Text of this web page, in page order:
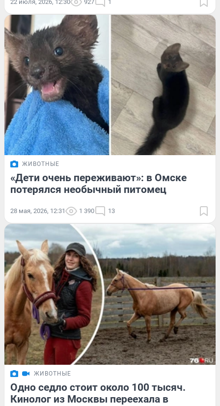
22 июля, 2026, 12:30 927 1
ЖИВОТНЫЕ
«Дети очень переживают»: в Омске
потерялся необычный питомец
28 мая, 2026, 12:31 1 390 13
ЖИВОТНЫЕ
Одно седло стоит около 100 тысяч.
Кинолог из Москвы переехала в